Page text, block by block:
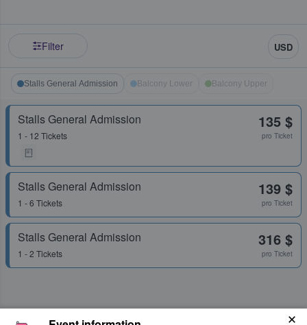
Filter USD
Stalls General Admission Balcony Lower Balcony Upper
Stalls General Admission
1 - 12 Tickets
135 $
pro Ticket
Stalls General Admission
1 - 6 Tickets
139 $
pro Ticket
Stalls General Admission
1 - 2 Tickets
316 $
pro Ticket